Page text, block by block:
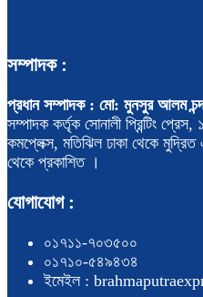
সম্পাদক :
প্রধান সম্পাদক : মো: মুনসুর আলম
সম্পাদক কর্তৃক সোনালী প্রিন্টিং
কমপ্লেক্স, মতিঝিল ঢাকা থেকে
থেকে প্রকাশিত ।
যোগাযোগ :
০১৭১১-৭০৩৫০০
০১৭১০-৫৪৯৪৩৪
ইমেইল :